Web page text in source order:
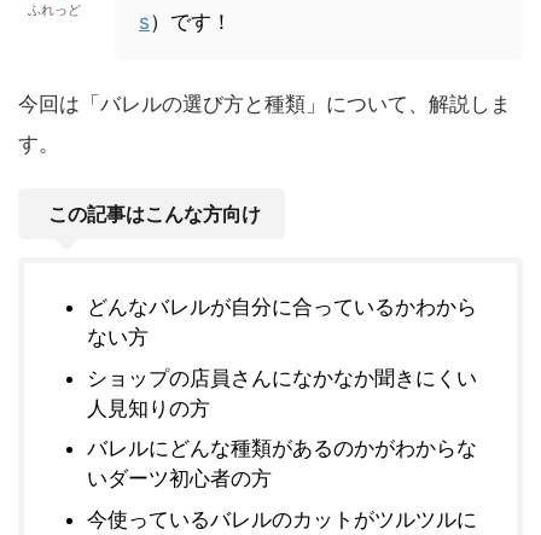
ふれっど
s）です！
今回は「バレルの選び方と種類」について、解説しま
す。
この記事はこんな方向け
どんなバレルが自分に合っているかわから
ない方
ショップの店員さんになかなか聞きにくい
人見知りの方
バレルにどんな種類があるのかがわからな
いダーツ初心者の方
今使っているバレルのカットがツルツルに